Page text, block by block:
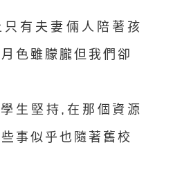
有夫妻倆人陪著孩
色雖朦朧但我們卻
生堅持,在那個資源
事似乎也隨著舊校